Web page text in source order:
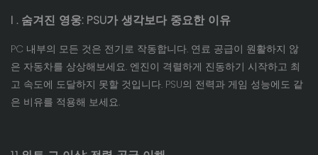
I . 숨겨진 영웅: PSU가 생각보다 중요한 이유
PC 내부의 모든 것은 전기로 작동합니다. 연료 공급이 원활하지 않
은 자동차를 상상해보세요. 엔진이 격렬하게 진동하기 시작하고 최
고 속도에 도달하지 못할 것입니다. PSU의 전력과 게임 성능에도 같
은 비유를 적용해 보세요.